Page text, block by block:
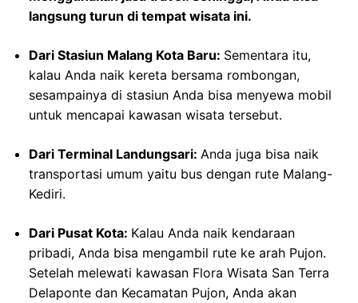
langsung turun di tempat wisata ini.
Dari Stasiun Malang Kota Baru: Sementara itu,
kalau Anda naik kereta bersama rombongan,
sesampainya di stasiun Anda bisa menyewa mobil
untuk mencapai kawasan wisata tersebut.
Dari Terminal Landungsari: Anda juga bisa naik
transportasi umum yaitu bus dengan rute Malang-
Kediri.
Dari Pusat Kota: Kalau Anda naik kendaraan
pribadi, Anda bisa mengambil rute ke arah Pujon.
Setelah melewati kawasan Flora Wisata San Terra
Delaponte dan Kecamatan Pujon, Anda akan